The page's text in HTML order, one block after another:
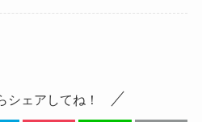
シェアしてね！